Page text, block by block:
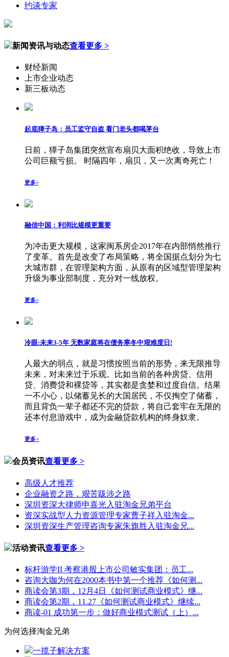
约谈专家
新闻资讯与动态查看更多 >
财经新闻
上市企业动态
新三板动态
起底獐子岛：员工监守自盗 看门老头都喝茅台
日前，獐子岛集团突然宣布扇贝大面积绝收，导致上市
公司巨额亏损。 时隔四年，扇贝，又一次离奇死亡！
更多>
融信中国：利润比规模更重要
为冲击更大规模，这家闽系房企2017年在内部悄然推行
了变革。首先是改变了布局策略，将全国据点划分为七
大城市群，在管理架构方面，从原有的区域型管理架构
升级为事业部制度，充分对一线放权。
更多>
冷眼:未来3-5年 无数家庭将在债务寒冬中艰难度日!
人最大的弱点，就是习惯按照当前的形势，来无限推导
未来，对未来过于乐观。比如当前的各种房贷、信用
贷、消费贷和裸贷等，其实都是贪婪和过度自信。结果
一不小心，以储蓄见长的大国居民，不仅掏空了储蓄，
而且背负一辈子都还不完的贷款，将自己套牢在无限的
还本付息游戏中，成为金融贷款机构的终身奴隶。
更多>
会员资讯查看更多 >
高级人才推荐
企业融资之路，艰苦跋涉之路
深圳资深大律师申喜光入驻淘金兄弟平台
资深实战型人力资源管理专家曹子祥入驻淘金...
深圳资深生产管理咨询专家朱旗胜入驻淘金兄...
活动资讯查看更多 >
标杆游学II 考察港股上市公司敏实集团：员工...
咨询大咖为何在2000本书中第一个推荐《如何测...
商读会第3期，12月4日《如何测试商业模式》继...
商读会第2期，11.27《如何测试商业模式》继续...
商读-01 成功第一步：做好商业模式测试（上）...
为何选择淘金兄弟
一揽子解决方案